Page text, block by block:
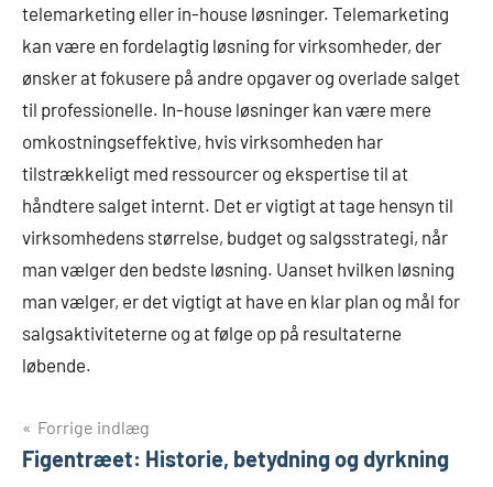
telemarketing eller in-house løsninger. Telemarketing
kan være en fordelagtig løsning for virksomheder, der
ønsker at fokusere på andre opgaver og overlade salget
til professionelle. In-house løsninger kan være mere
omkostningseffektive, hvis virksomheden har
tilstrækkeligt med ressourcer og ekspertise til at
håndtere salget internt. Det er vigtigt at tage hensyn til
virksomhedens størrelse, budget og salgsstrategi, når
man vælger den bedste løsning. Uanset hvilken løsning
man vælger, er det vigtigt at have en klar plan og mål for
salgsaktiviteterne og at følge op på resultaterne
løbende.
Indlægsnavigation
Forrige indlæg
Figentræet: Historie, betydning og dyrkning